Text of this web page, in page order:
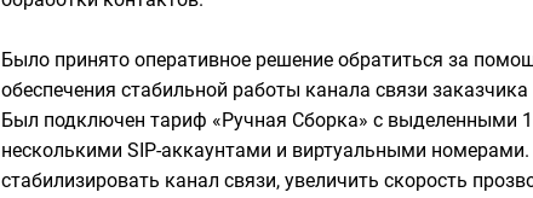
Было принято оперативное решение обратиться за
обеспечения стабильной работы канала связи
Был подключен тариф «Ручная Сборка» с выделенными
несколькими SIP-аккаунтами и виртуальными номерами.
стабилизировать канал связи, увеличить скорость